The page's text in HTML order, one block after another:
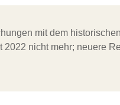
mit dem
nicht mehr; neuere